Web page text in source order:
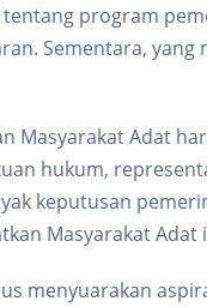
tentang program
Sementara,
Masyarakat Adat
hukum,
keputusan
Masyarakat Adat
menyuarakan